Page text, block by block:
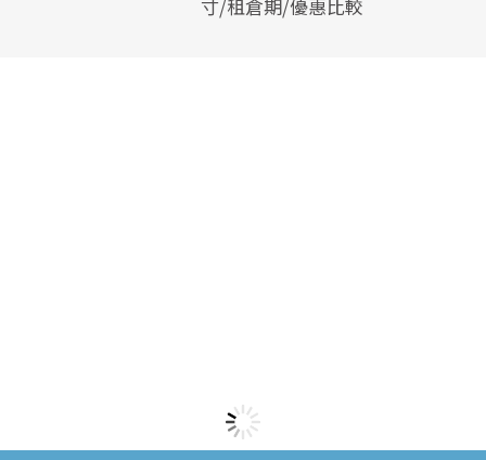
寸/租倉期/優惠比較